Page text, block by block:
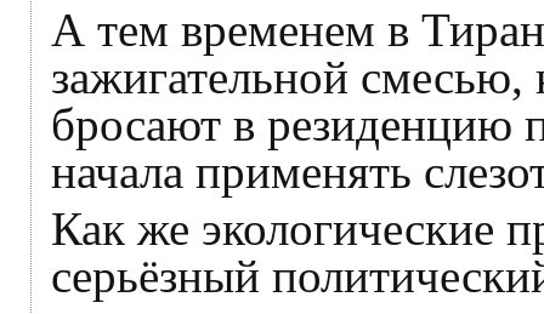
А тем временем в
зажигательной
бросают в резиденцию
начала применять
Как же экологические
серьёзный